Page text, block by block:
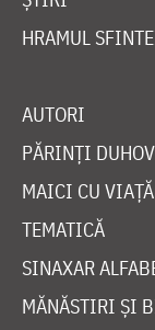
HRAMUL
AUTORI
PĂRINȚI
MAICI CU
TEMATICĂ
SINAXAR
MĂNĂSTIRI ȘI